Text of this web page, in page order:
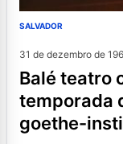
SALVADOR
31 de dezembro de
balé teatro castro alves prorroga
temporada
goethe-